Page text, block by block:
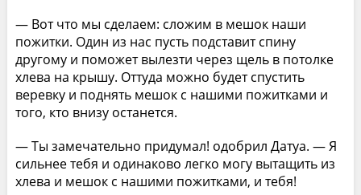
— Вот что мы сделаем: сложим в мешок наши
пожитки. Один из нас пусть подставит спину
другому и поможет вылезти через щель в потолке
хлева на крышу. Оттуда можно будет спустить
веревку и поднять мешок с нашими пожитками и
того, кто внизу останется.
— Ты замечательно придумал! одобрил Датуа. — Я
сильнее тебя и одинаково легко могу вытащить из
хлева и мешок с нашими пожитками, и тебя!